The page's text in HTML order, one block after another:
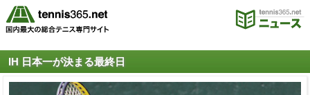
IH 日本一が決まる最終日